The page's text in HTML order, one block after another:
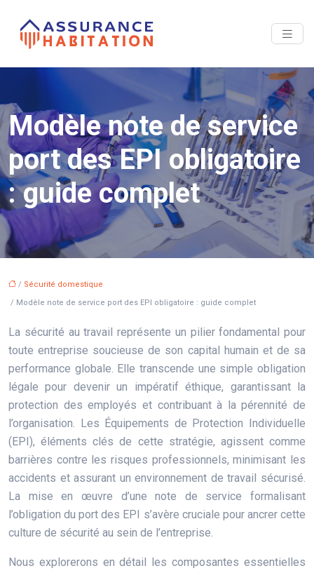
Modèle note de service
port des EPI obligatoire
: guide complet
/ Sécurité domestique
/ Modèle note de service port des EPI obligatoire : guide complet
La sécurité au travail représente un pilier fondamental pour
toute entreprise soucieuse de son capital humain et de sa
performance globale. Elle transcende une simple obligation
légale pour devenir un impératif éthique, garantissant la
protection des employés et contribuant à la pérennité de
l’organisation. Les Équipements de Protection Individuelle
(EPI), éléments clés de cette stratégie, agissent comme
barrières contre les risques professionnels, minimisant les
accidents et assurant un environnement de travail sécurisé.
La mise en œuvre d’une note de service formalisant
l’obligation du port des EPI s’avère cruciale pour ancrer cette
culture de sécurité au sein de l’entreprise.
Nous explorerons en détail les composantes essentielles